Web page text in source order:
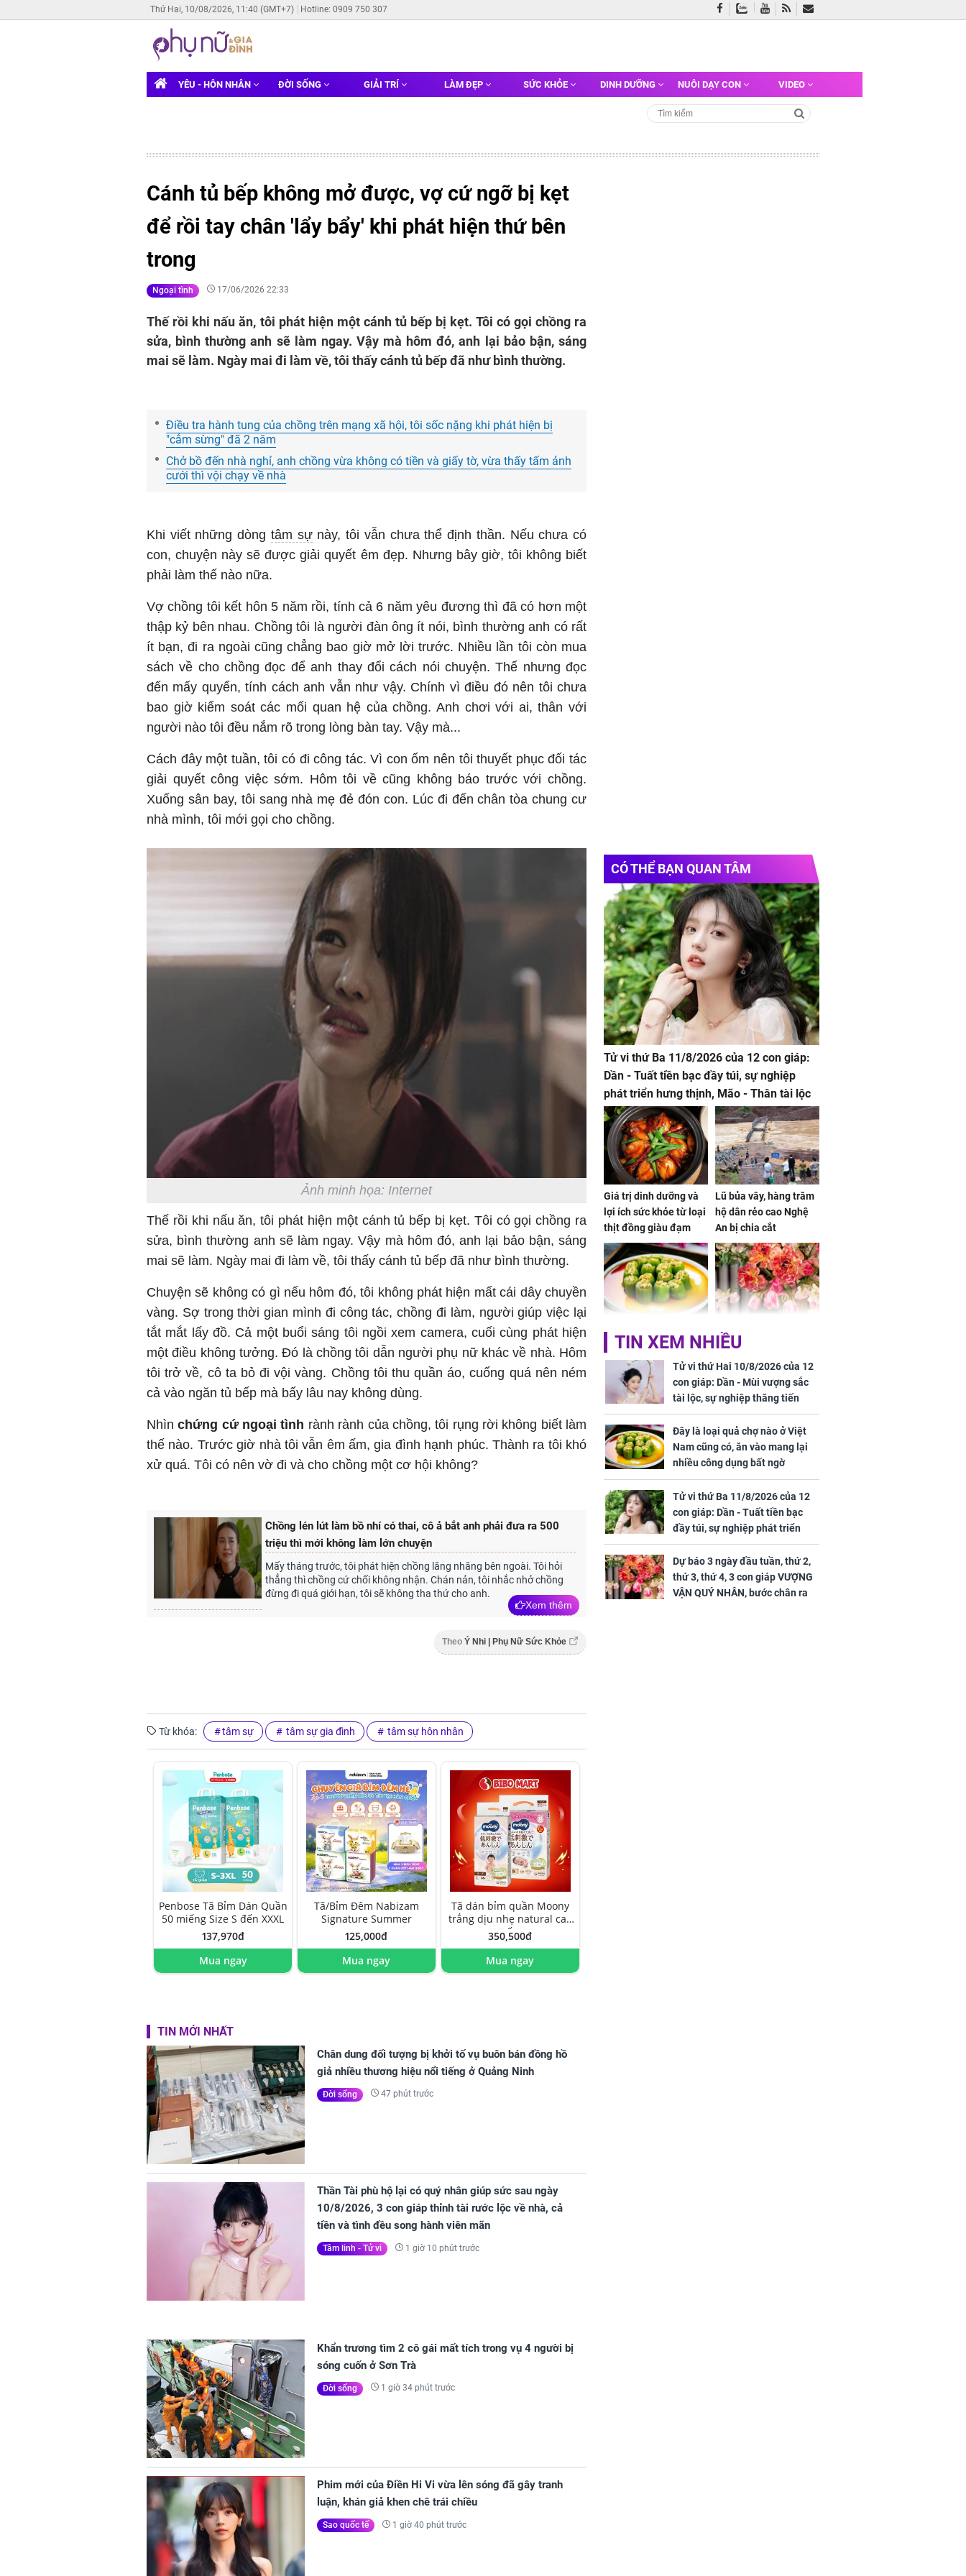
Thứ Hai, 10/08/2026, 11:40 (GMT+7) Hotline: 0909 750 307
YÊU - HÔN NHÂN ĐỜI SỐNG GIẢI TRÍ LÀM ĐẸP SỨC KHỎE DINH DƯỠNG NUÔI DẠY CON VIDEO
Cánh tủ bếp không mở được, vợ cứ ngỡ bị kẹt
để rồi tay chân 'lẩy bẩy' khi phát hiện thứ bên
trong
Ngoại tình 17/06/2026 22:33
Thế rồi khi nấu ăn, tôi phát hiện một cánh tủ bếp bị kẹt. Tôi có gọi chồng ra
sửa, bình thường anh sẽ làm ngay. Vậy mà hôm đó, anh lại bảo bận, sáng
mai sẽ làm. Ngày mai đi làm về, tôi thấy cánh tủ bếp đã như bình thường.
Điều tra hành tung của chồng trên mạng xã hội, tôi sốc nặng khi phát hiện bị
"cắm sừng" đã 2 năm
Chở bồ đến nhà nghỉ, anh chồng vừa không có tiền và giấy tờ, vừa thấy tấm ảnh
cưới thì vội chạy về nhà
Khi viết những dòng tâm sựnày, tôi vẫn chưa thể định thần. Nếu chưa có
con, chuyện này sẽ được giải quyết êm đẹp. Nhưng bây giờ, tôi không biết
phải làm thế nào nữa.
Vợ chồng tôi kết hôn 5 năm rồi, tính cả 6 năm yêu đương thì đã có hơn một
thập kỷ bên nhau. Chồng tôi là người đàn ông ít nói, bình thường anh có rất
ít bạn, đi ra ngoài cũng chẳng bao giờ mở lời trước. Nhiều lần tôi còn mua
sách về cho chồng đọc để anh thay đổi cách nói chuyện. Thế nhưng đọc
đến mấy quyển, tính cách anh vẫn như vậy. Chính vì điều đó nên tôi chưa
bao giờ kiểm soát các mối quan hệ của chồng. Anh chơi với ai, thân với
người nào tôi đều nắm rõ trong lòng bàn tay. Vậy mà...
Cách đây một tuần, tôi có đi công tác. Vì con ốm nên tôi thuyết phục đối tác
giải quyết công việc sớm. Hôm tôi về cũng không báo trước với chồng.
Xuống sân bay, tôi sang nhà mẹ đẻ đón con. Lúc đi đến chân tòa chung cư
nhà mình, tôi mới gọi cho chồng.
Ảnh minh họa: Internet
Thế rồi khi nấu ăn, tôi phát hiện một cánh tủ bếp bị kẹt. Tôi có gọi chồng ra
sửa, bình thường anh sẽ làm ngay. Vậy mà hôm đó, anh lại bảo bận, sáng
mai sẽ làm. Ngày mai đi làm về, tôi thấy cánh tủ bếp đã như bình thường.
Chuyện sẽ không có gì nếu hôm đó, tôi không phát hiện mất cái dây chuyền
vàng. Sợ trong thời gian mình đi công tác, chồng đi làm, người giúp việc lại
tắt mắt lấy đồ. Cả một buổi sáng tôi ngồi xem camera, cuối cùng phát hiện
một điều không tưởng. Đó là chồng tôi dẫn người phụ nữ khác về nhà. Hôm
tôi trở về, cô ta bỏ đi vội vàng. Chồng tôi thu quần áo, cuống quá nên ném
cả vào ngăn tủ bếp mà bấy lâu nay không dùng.
Nhìnchứng cứ ngoại tình rành rành của chồng, tôi rụng rời không biết làm
thế nào. Trước giờ nhà tôi vẫn êm ấm, gia đình hạnh phúc. Thành ra tôi khó
xử quá. Tôi có nên vờ đi và cho chồng một cơ hội không?
Chồng lén lút làm bồ nhí có thai, cô ả bắt anh phải đưa ra 500
triệu thì mới không làm lớn chuyện
Mấy tháng trước, tôi phát hiện chồng lăng nhăng bên ngoài. Tôi hỏi
thẳng thì chồng cứ chối không nhận. Chán nản, tôi nhắc nhở chồng
đừng đi quá giới hạn, tôi sẽ không tha thứ cho anh.
Xem thêm
Theo Ý Nhi | Phụ Nữ Sức Khỏe
Từ khóa: tâm sự tâm sự gia đình tâm sự hôn nhân
Penbose Tã Bỉm Dán Quần
50 miếng Size S đến XXXL
137,970đ
Mua ngay
Tã/Bỉm Đêm Nabizam
Signature Summer
125,000đ
Mua ngay
Tã dán bỉm quần Moony
trắng dịu nhẹ natural cao
cấp
350,500đ
Mua ngay
TIN MỚI NHẤT
Chân dung đối tượng bị khởi tố vụ buôn bán đồng hồ
giả nhiều thương hiệu nổi tiếng ở Quảng Ninh
Đời sống 47 phút trước
Thần Tài phù hộ lại có quý nhân giúp sức sau ngày
10/8/2026, 3 con giáp thỉnh tài rước lộc về nhà, cả
tiền và tình đều song hành viên mãn
Tâm linh - Tử vi 1 giờ 10 phút trước
Khẩn trương tìm 2 cô gái mất tích trong vụ 4 người bị
sóng cuốn ở Sơn Trà
Đời sống 1 giờ 34 phút trước
Phim mới của Điền Hi Vi vừa lên sóng đã gây tranh
luận, khán giả khen chê trái chiều
Sao quốc tế 1 giờ 40 phút trước
CÓ THỂ BẠN QUAN TÂM
Tử vi thứ Ba 11/8/2026 của 12 con giáp:
Dần - Tuất tiền bạc đầy túi, sự nghiệp
phát triển hưng thịnh, Mão - Thân tài lộc
ảm đạm, mọi sự khó thành công mỹ mãn
Giá trị dinh dưỡng và
lợi ích sức khỏe từ loại
thịt đồng giàu đạm
Lũ bủa vây, hàng trăm
hộ dân rẻo cao Nghệ
An bị chia cắt
Đây là loại quả chợ
nào ở Việt Nam cũng
có, ăn vào mang lại
nhiều công dụng bất
ngờ
Dự báo 3 ngày đầu
tuần, thứ 2, thứ 3, thứ
4, 3 con giáp VƯỢNG
VẬN QUÝ NHÂN, bước
chân ra đường có tiền,
bước chân về nhà
ngập vàng, sung
sướng như Tiên
'Đệ nhất mỹ nhân Hồng
phản hồi tin yêu trai
trẻ kém 36 tuổi
TIN XEM NHIỀU
Tử vi thứ Hai 10/8/2026 của 12
con giáp: Dần - Mùi vượng sắc
tài lộc, sự nghiệp thăng tiến
vượt bậc, Mão - Tỵ công việc
trắc trở, tiền bạc thiếu trước hụt
sau
Đây là loại quả chợ nào ở Việt
Nam cũng có, ăn vào mang lại
nhiều công dụng bất ngờ
Tử vi thứ Ba 11/8/2026 của 12
con giáp: Dần - Tuất tiền bạc
đầy túi, sự nghiệp phát triển
hưng thịnh, Mão - Thân tài lộc
ảm đạm, mọi sự khó thành công
mỹ mãn
Dự báo 3 ngày đầu tuần, thứ 2,
thứ 3, thứ 4, 3 con giáp VƯỢNG
VẬN QUÝ NHÂN, bước chân ra